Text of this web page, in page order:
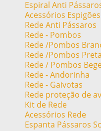
Espiral Anti
Acessórios Espigões
Rede Anti Pássaros
Rede - Pombos
Rede /Pombos
Rede /Pombos Preta
Rede / Pombos
Rede - Andorinha
Rede - Gaivotas
Rede proteção de
Kit de Rede
Acessórios Rede
Espanta Pássaros